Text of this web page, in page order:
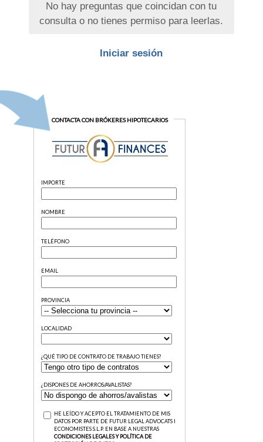
No hay preguntas que coincidan con tu
consulta o no tienes permiso para leerlas.
Iniciar sesión